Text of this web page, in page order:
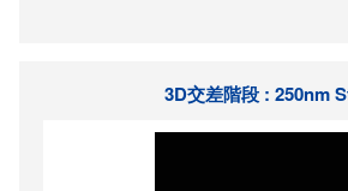
3D交差階段 : 250nm